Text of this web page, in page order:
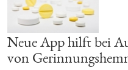
Neue App hilft bei
von